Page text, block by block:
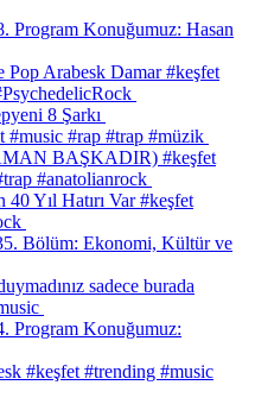
Program Konuğumuz: Hasan
Arabesk Damar #keşfet
8 Şarkı
#music #rap #trap #müzik
BAŞKADIR) #keşfet
#anatolianrock
Yıl Hatırı Var #keşfet
Bölüm: Ekonomi, Kültür ve
sadece burada
Program Konuğumuz:
#keşfet #trending #music